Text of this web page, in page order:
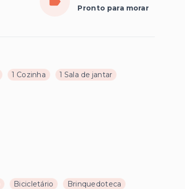
Pronto para morar
1 Cozinha
1 Sala de jantar
Bicicletário
Brinquedoteca